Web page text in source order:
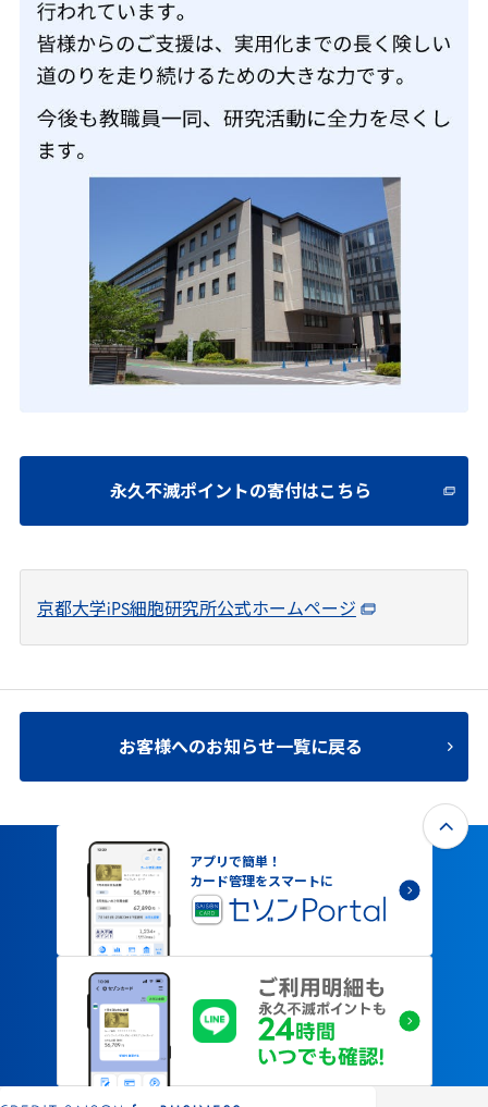
永久不滅ポイントの寄付はこちら
京都大学iPS細胞研究所公式ホームページ
お客様へのお知らせ一覧に戻る
アプリで簡単！
カード管理をスマートに